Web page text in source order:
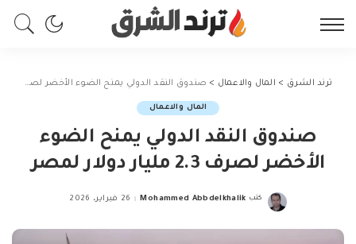
ترند الشرق > المال والاعمال > صندوق النقد الدولي يمنح الضوء الأخضر لصرف 2.3 مليار دولار لمصر
المال والاعمال
صندوق النقد الدولي يمنح الضوء
الأخضر لصرف 2.3 مليار دولار لمصر
Posted
كتب Mohammed Abbdelkhalik 26 فبراير، 2026